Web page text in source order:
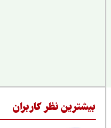
نظر کاربران